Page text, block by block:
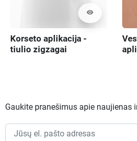
visibility
Korseto aplikacija -
tiulio zigzagai
Gaukite pranešimus apie naujienas